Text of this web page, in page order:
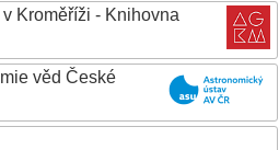
Kroměříži - Knihovna
věd České